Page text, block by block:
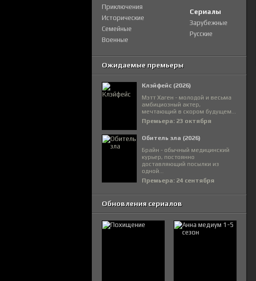
Приключения
Исторические
Семейные
Военные
Сериалы
Зарубежные
Русские
Ожидаемые премьеры
Клэйфейс (2026)
Мэтт Хаген - молодой и весьма
амбициозный актер,
мечтающий в скором будущем...
Премьера: 23 октября
Обитель зла (2026)
Брайн - обычный медицинский
курьер, постоянно
доставляющий посылки из
одной...
Премьера: 24 сентября
Обновления сериалов